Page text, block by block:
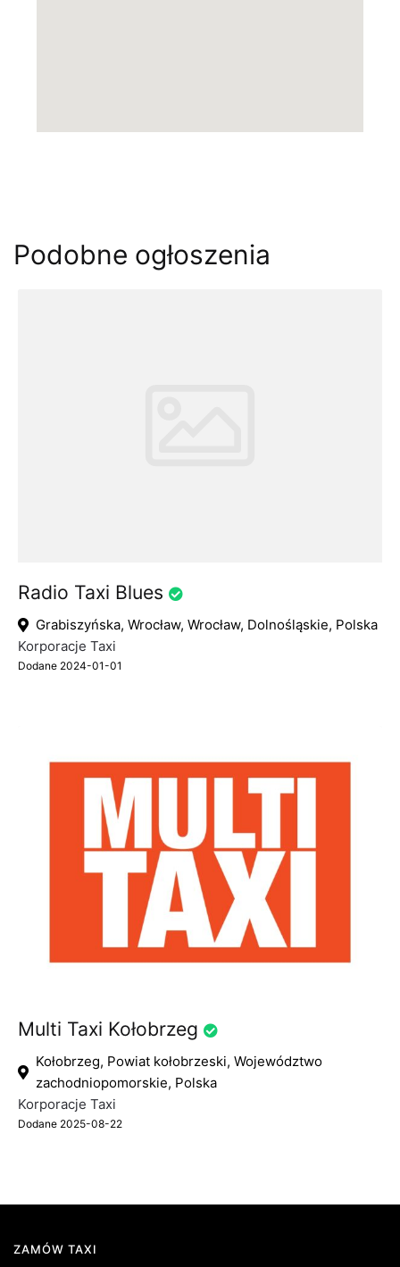
Podobne ogłoszenia
Radio Taxi Blues
Grabiszyńska, Wrocław, Wrocław, Dolnośląskie, Polska
Korporacje Taxi
Dodane 2024-01-01
Multi Taxi Kołobrzeg
Kołobrzeg, Powiat kołobrzeski, Województwo
zachodniopomorskie, Polska
Korporacje Taxi
Dodane 2025-08-22
ZAMÓW TAXI